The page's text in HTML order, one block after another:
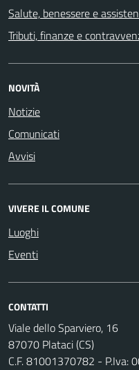
Salute, benessere e
Tributi, finanze e
NOVITÀ
Notizie
Comunicati
Avvisi
VIVERE IL COMUNE
Luoghi
Eventi
CONTATTI
Viale dello Sparviero, 16
87070 Plataci (CS)
C.F. 81001370782 - P.Iva: